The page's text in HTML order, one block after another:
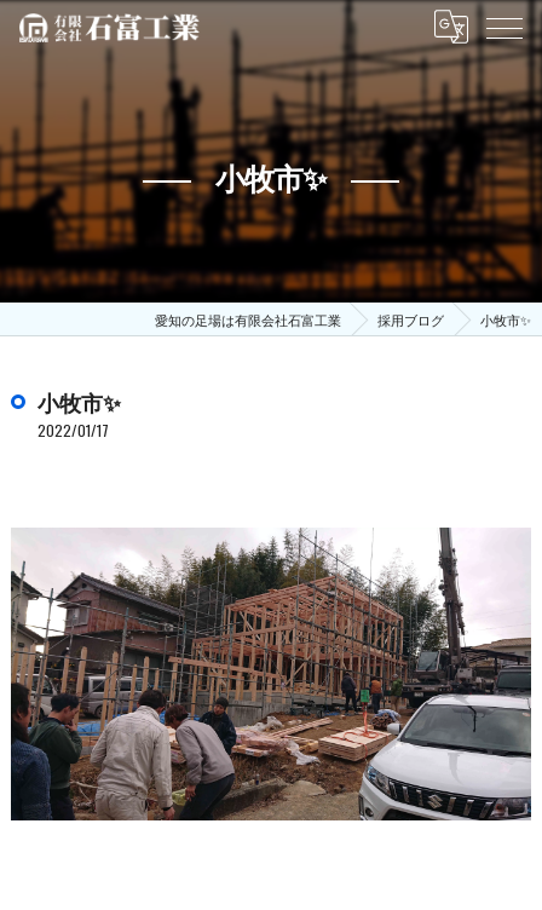
小牧市✨
愛知の足場は有限会社石富工業 採用ブログ 小牧市✨
小牧市✨
2022/01/17